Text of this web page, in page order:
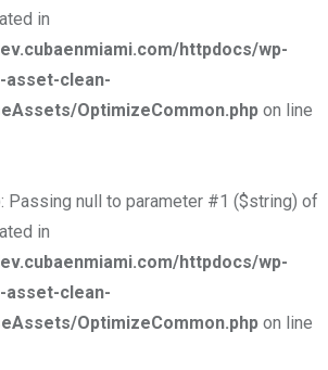
in
httpdocs/wp-
asset-clean-
OptimizeCommon.php on line
Passing null to parameter #1 ($string) of
in
httpdocs/wp-
asset-clean-
OptimizeCommon.php on line